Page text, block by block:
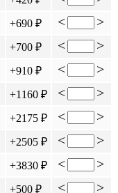
+690 ₽ < >
+700 ₽ < >
+910 ₽ < >
+1160 ₽ < >
+2175 ₽ < >
+2505 ₽ < >
+3830 ₽ < >
+500 ₽ < >